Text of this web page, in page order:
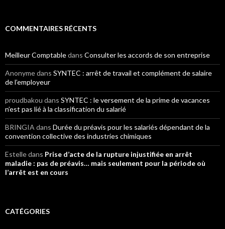
COMMENTAIRES RÉCENTS
Meilleur Comptabledans Consulter les accords de son entreprise
Anonymedans SYNTEC : arrêt de travail et complément de salaire
de l’employeur
proudbakou dans SYNTEC : le versement de la prime de vacances
n’est pas lié à la classification du salarié
BRINGIA dans Durée du préavis pour les salariés dépendant de la
convention collective des industries chimiques
Estelledans Prise d’acte de la rupture injustifiée en arrêt
maladie : pas de préavis… mais seulement pour la période où
l’arrêt est en cours
CATÉGORIES